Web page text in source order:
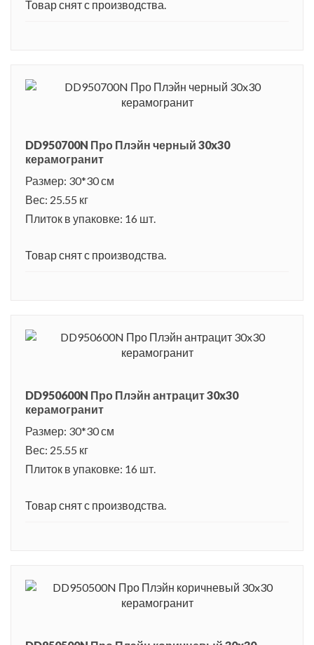
Товар снят с производства.
DD950700N Про Плэйн черный 30x30
керамогранит
Размер: 30*30 см
Вес: 25.55 кг
Плиток в упаковке: 16 шт.
Товар снят с производства.
DD950600N Про Плэйн антрацит 30x30
керамогранит
Размер: 30*30 см
Вес: 25.55 кг
Плиток в упаковке: 16 шт.
Товар снят с производства.